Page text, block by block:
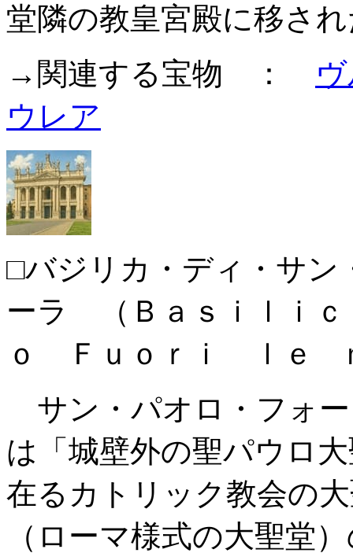
堂隣の教皇宮殿に移さ
→関連する宝物 ：
ウレア
□バジリカ・ディ・サン
ーラ （Ｂａｓｉｌｉ
ｏ Ｆｕｏｒｉ ｌｅ
サン・パオロ・フォ
は「城壁外の聖パウロ
在るカトリック教会の
（ローマ様式の大聖堂